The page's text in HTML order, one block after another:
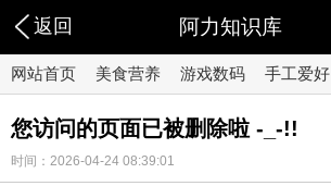
返回 阿力知识库
网站首页 美食营养 游戏数码 手工爱好
您访问的页面已被删除啦 -_-!!
时间：2026-04-24 08:39:01